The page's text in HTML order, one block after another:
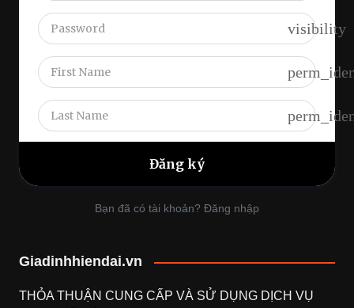
visibility
Bạn đã có tài khoản? Đăng nhập
Giadinhhiendai.vn
THỎA THUẬN CUNG CẤP VÀ SỬ DỤNG DỊCH VỤ